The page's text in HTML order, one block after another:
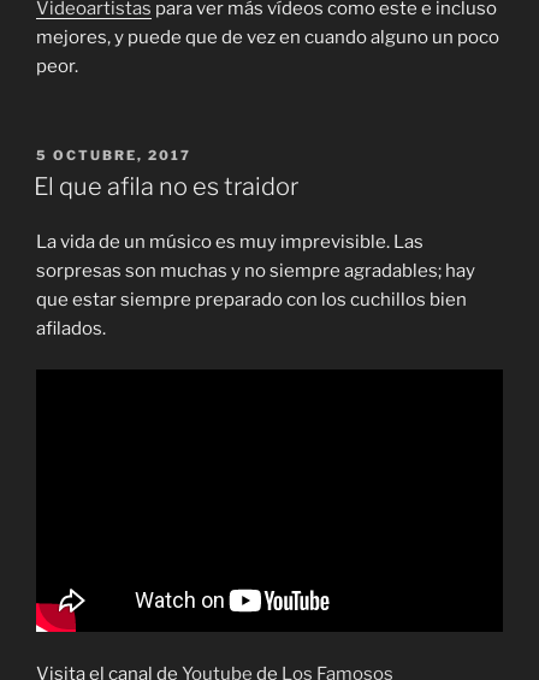
Videoartistas para ver más vídeos como este e incluso
mejores, y puede que de vez en cuando alguno un poco
peor.
PUBLICADO
EL
5 OCTUBRE, 2017
El que afila no es traidor
La vida de un músico es muy imprevisible. Las
sorpresas son muchas y no siempre agradables; hay
que estar siempre preparado con los cuchillos bien
afilados.
Visita el canal de Youtube de Los Famosos